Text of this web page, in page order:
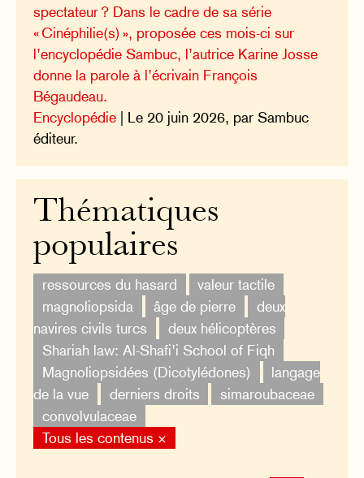
spectateur ? Dans le cadre de sa série
« Cinéphilie(s) », proposée ces mois-ci sur
l’encyclopédie Sambuc, l’autrice Karine Josse
donne la parole à l’écrivain François
Bégaudeau.
Encyclopédie | Le 20 juin 2026, par Sambuc
éditeur.
Thématiques
populaires
ressources du hasard
valeur tactile
magnoliopsida
âge de pierre
deux
navires civils turcs
deux hélicoptères
Shariah law: Al-Shafi’i School of Fiqh
Magnoliopsidées (Dicotylédones)
langage
de la vue
derniers droits
simaroubaceae
convolvulaceae
Tous les contenus ×